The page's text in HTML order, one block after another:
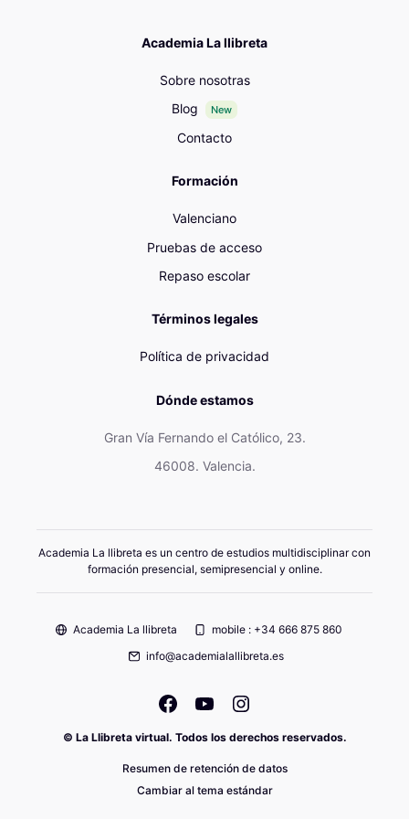
Academia La llibreta
Sobre nosotras
Blog
New
Contacto
Formación
Valenciano
Pruebas de acceso
Repaso escolar
Términos legales
Política de privacidad
Dónde estamos
Gran Vía Fernando el Católico, 23.
46008. Valencia.
Academia La llibreta es un centro de estudios multidisciplinar con
formación presencial, semipresencial y online.
Academia La llibreta
mobile : +34 666 875 860
info@academialallibreta.es
© La Llibreta virtual. Todos los derechos reservados.
Resumen de retención de datos
Cambiar al tema estándar